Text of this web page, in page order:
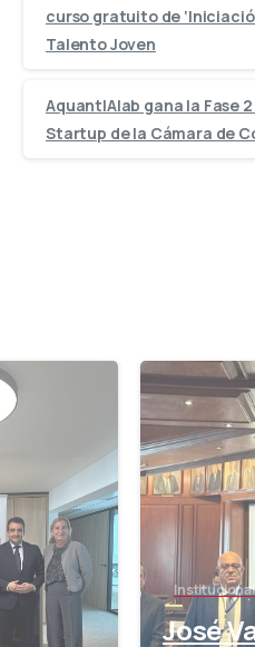
curso gratuito de
Talento Joven
AquantIAlab gana la Fase
Startup de la Cámara de
Institucional
José